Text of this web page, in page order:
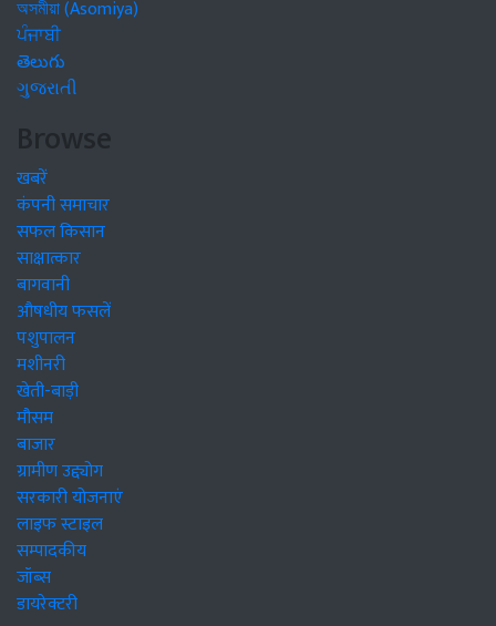
অসমীয়া (Asomiya)
ਪੰਜਾਬੀ
తెలుగు
ગુજરાતી
Browse
खबरें
कंपनी समाचार
सफल किसान
साक्षात्कार
बागवानी
औषधीय फसलें
पशुपालन
मशीनरी
खेती-बाड़ी
मौसम
बाजार
ग्रामीण उद्द्योग
सरकारी योजनाएं
लाइफ स्टाइल
सम्पादकीय
जॉब्स
डायरेक्टरी